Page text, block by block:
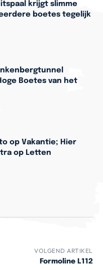
krijgt slimme
boetes tegelijk
Boetes van het
op Vakantie; Hier
op Letten
VOLGEND ARTIKEL
Formoline L112